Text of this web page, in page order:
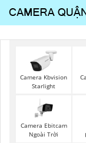
Camera Kbvision
Starlight
Camera Ebitcam
Ngoài Trời